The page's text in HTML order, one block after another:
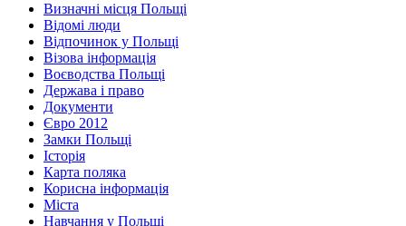
Визначні місця Польщі
Відомі люди
Відпочинок у Польщі
Візова інформація
Воєводства Польщі
Держава і право
Документи
Євро 2012
Замки Польщі
Історія
Карта поляка
Корисна інформація
Міста
Навчання у Польщі